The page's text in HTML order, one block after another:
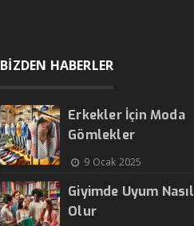
BİZDEN HABERLER
Erkekler İçin Moda
Gömlekler
9 Ocak 2025
Giyimde Uyum Nasıl
Olur